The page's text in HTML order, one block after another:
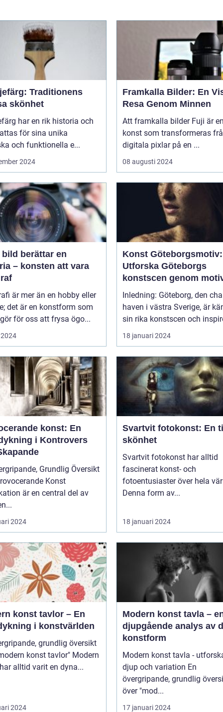
Traditionens
skönhet
har en rik historia och
för sina unika
och funktionella e...
2024
Framkalla Bilder: En
Resa Genom Minnen
Att framkalla bilder Fuji är
konst som transformeras
digitala pixlar på en ...
08 augusti 2024
bild berättar en
– konsten att vara
är mer än en hobby eller
det är en konstform som
för oss att frysa ögo...
Konst Göteborgsmotiv:
Utforska Göteborgs
konstscen genom
målningar
Inledning: Göteborg, den
haven i västra Sverige, är
sin rika konstscen och
18 januari 2024
konst: En
i Kontrovers
Grundlig Översikt
Konst
är en central del av
2024
Svartvit fotokonst: En
skönhet
Svartvit fotokonst har alltid
fascinerat konst- och
fotoentusiaster över hela
Denna form av...
18 januari 2024
konst tavlor – En
i konstvärlden
grundlig översikt
konst tavlor" Modern
alltid varit en dyna...
2024
Modern konst tavla –
djupgående analys av
konstform
Modern konst tavla -
djup och variation En
övergripande, grundlig
över "mod...
17 januari 2024